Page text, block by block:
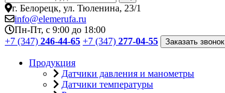
г. Белорецк, ул. Тюленина, 23/1
info@elemerufa.ru
Пн-Пт, с 9:00 до 18:00
+7 (347) 246-44-65 +7 (347) 277-04-55 Заказать звонок
Продукция
Датчики давления и манометры
Датчики температуры